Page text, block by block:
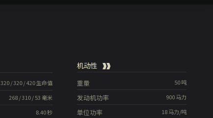
320/320/420生命值
268/310/53 毫米
8.40秒
机动性
50吨
重量
900马力
发动机功率
18马力/吨
单位功率